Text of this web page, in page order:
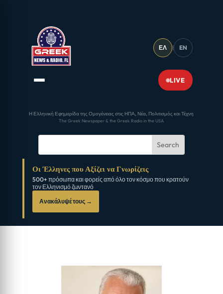
ΕΛ | EN
LIVE
Η Ελληνική Εφημερίδα της Ομογένειας στις ΗΠΑ, Νέα, Πολιτισμός και Τέχνη
The Greek Newspaper & the Greek Radio in the USA
Οι Έλληνες που Αξίζει να Γνωρίζεις
500+ πρόσωπα και φορείς από όλο τον κόσμο που κρατούν
τον Ελληνισμό ζωντανό
Ανακάλυψέ τους →